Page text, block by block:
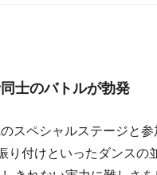
士のバトルが勃発
スペシャルステージと
り付けといったダンス